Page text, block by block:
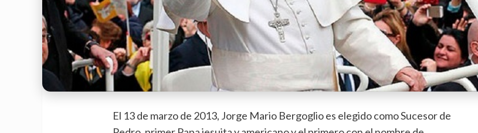
El 13 de marzo de 2013, Jorge Mario Bergoglio es elegido como Sucesor de